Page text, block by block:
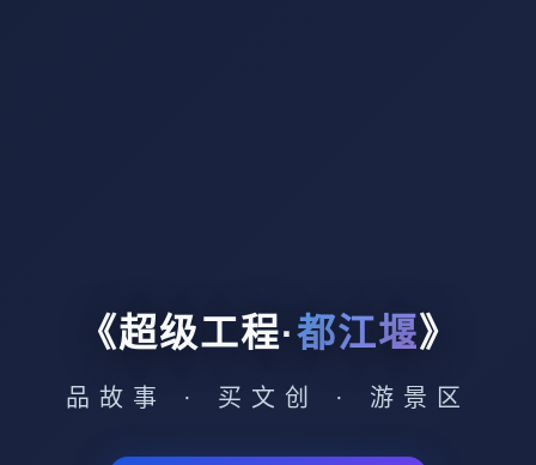
《超级工程·都江堰》
品故事 · 买文创 · 游景区